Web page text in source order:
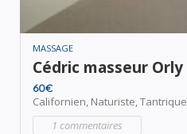
MASSAGE
Cédric masseur Orly
60€
Californien, Naturiste,Tantrique
1 commentaires